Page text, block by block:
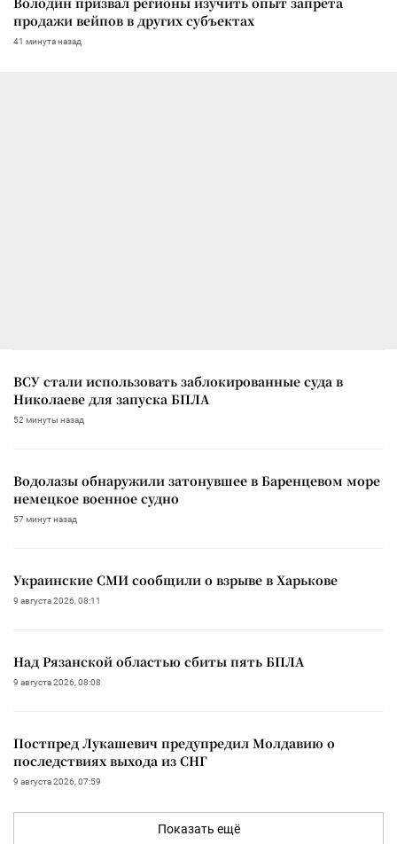
продажи вейпов в других субъектах
41 минута назад
ВСУ стали использовать заблокированные суда в
Николаеве для запуска БПЛА
52 минуты назад
Водолазы обнаружили затонувшее в Баренцевом море
немецкое военное судно
57 минут назад
Украинские СМИ сообщили о взрыве в Харькове
9 августа 2026, 08:11
Над Рязанской областью сбиты пять БПЛА
9 августа 2026, 08:08
Постпред Лукашевич предупредил Молдавию о
последствиях выхода из СНГ
9 августа 2026, 07:59
Показать ещё